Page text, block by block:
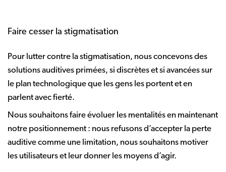
Faire cesser la stigmatisation
Pour lutter contre la stigmatisation, nous concevons des
solutions auditives primées, si discrètes et si avancées sur
le plan technologique que les gens les portent et en
parlent avec fierté.
Nous souhaitons faire évoluer les mentalités en maintenant
notre positionnement : nous refusons d’accepter la perte
auditive comme une limitation, nous souhaitons motiver
les utilisateurs et leur donner les moyens d’agir.